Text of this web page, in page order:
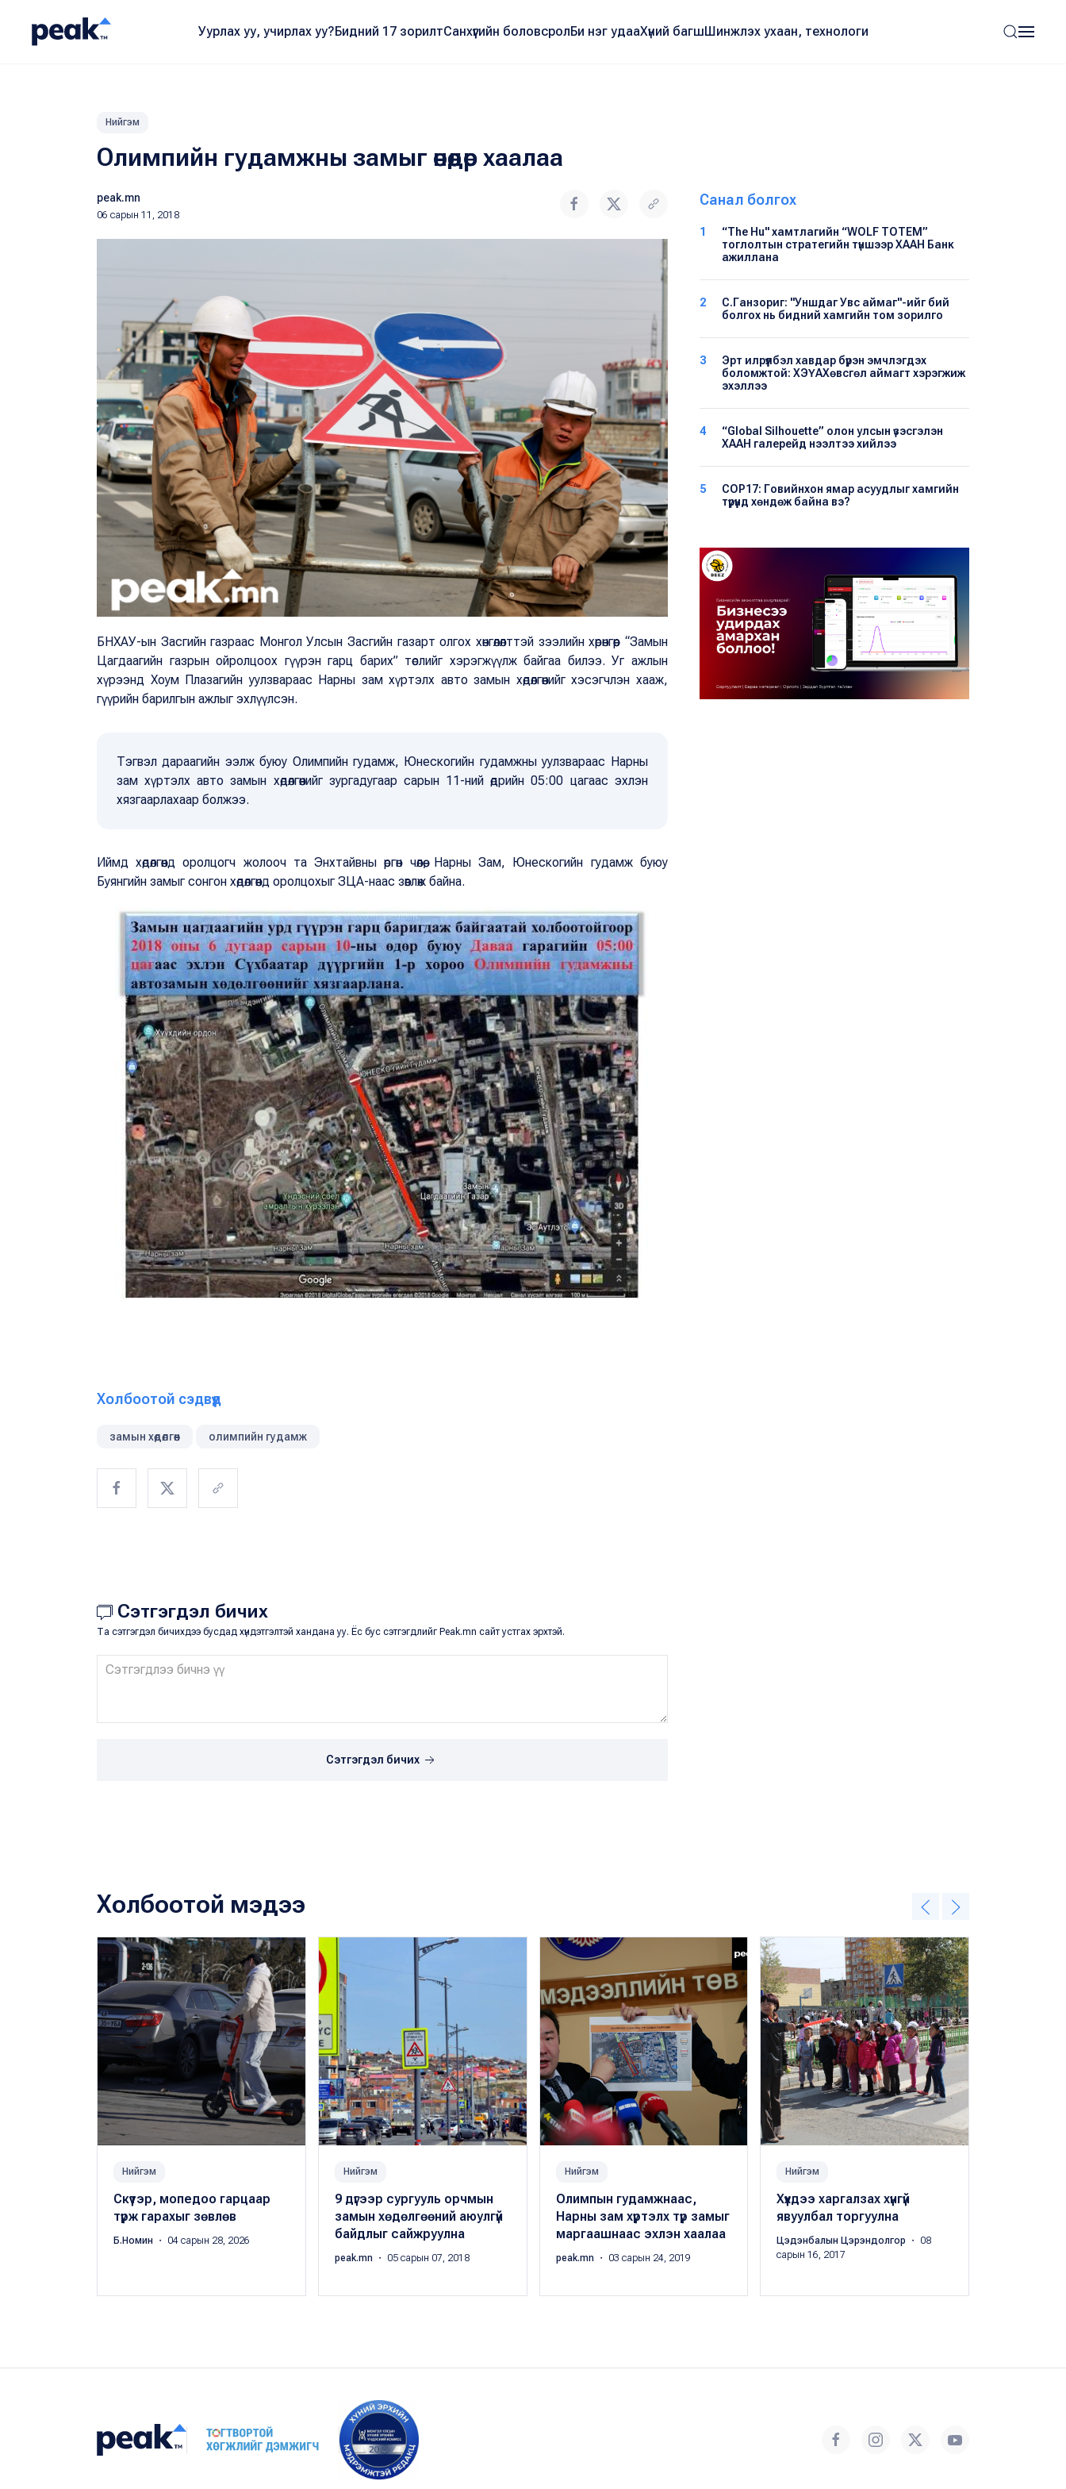
Уурлах уу, учирлах уу?Бидний 17 зорилтСанхүүгийн боловсролБи нэг удааХүний багшШинжлэх ухаан, технологи
Нийгэм
Олимпийн гудамжны замыг өнөөдөр хаалаа
peak.mn
06 сарын 11, 2018
БНХАУ-ын Засгийн газраас Монгол Улсын Засгийн газарт олгох хөнгөлөлттэй зээлийн хөрөнгөөр “Замын
Цагдаагийн газрын ойролцоох гүүрэн гарц барих” төслийг хэрэгжүүлж байгаа билээ. Уг ажлын
хүрээнд Хоум Плазагийн уулзвараас Нарны зам хүртэлх авто замын хөдөлгөөнийг хэсэгчлэн хааж,
гүүрийн барилгын ажлыг эхлүүлсэн.
Тэгвэл дараагийн ээлж буюу Олимпийн гудамж, Юнескогийн гудамжны уулзвараас Нарны
зам хүртэлх авто замын хөдөлгөөнийг зургадугаар сарын 11-ний өдрийн 05:00 цагаас эхлэн
хязгаарлахаар болжээ.
Иймд хөдөлгөөнд оролцогч жолооч та Энхтайвны өргөн чөлөө, Нарны Зам, Юнескогийн гудамж буюу
Буянгийн замыг сонгон хөдөлгөөнд оролцохыг ЗЦА-наас зөвлөж байна.
Холбоотой сэдвүүд
замын хөдөлгөөн олимпийн гудамж
Сэтгэгдэл бичих
Та сэтгэгдэл бичихдээ бусдад хүндэтгэлтэй хандана уу. Ёс бус сэтгэгдлийг Peak.mn сайт устгах эрхтэй.
Сэтгэгдэл бичих
Санал болгох
1
“The Hu" хамтлагийн “WOLF TOTEM”
тоглолтын стратегийн түншээр ХААН Банк
ажиллана
2
С.Ганзориг: "Уншдаг Увс аймаг"-ийг бий
болгох нь бидний хамгийн том зорилго
3
Эрт илрүүлбэл хавдар бүрэн эмчлэгдэх
боломжтой: ХЭҮА​Хөвсгөл аймагт хэрэгжиж
эхэллээ
4
“Global Silhouette” олон улсын үзэсгэлэн
ХААН галерейд нээлтээ хийлээ
5
COP17: Говийнхон ямар асуудлыг хамгийн
түрүүнд хөндөж байна вэ?
Холбоотой мэдээ
Нийгэм
Скүүтэр, мопедоо гарцаар
түрж гарахыг зөвлөв
Б.Номин ・ 04 сарын 28, 2026
Нийгэм
9 дүгээр сургууль орчмын
замын хөдөлгөөний аюулгүй
байдлыг сайжруулна
peak.mn ・ 05 сарын 07, 2018
Нийгэм
Олимпын гудамжнаас,
Нарны зам хүртэлх түр замыг
маргаашнаас эхлэн хаалаа
peak.mn ・ 03 сарын 24, 2019
Нийгэм
Хүүхдээ харгалзах хүнгүй
явуулбал торгуулна
Цэдэнбалын Цэрэндолгор
・ 08
сарын 16, 2017